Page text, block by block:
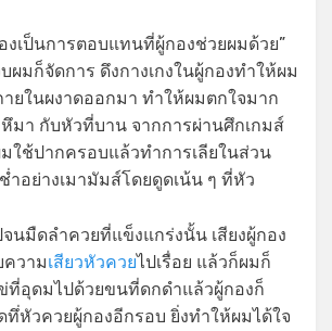
งเป็นการตอบแทนที่ผู้กองช่วยผมด้วย”
มก็จัดการ ดึงกางเกงในผู้กองทำให้ผม
ยในผงาดออกมา ทำให้ผมตกใจมาก
มา กับหัวที่บาน จากการผ่านศึกเกมส์
ใช้ปากครอบแล้วทำการเลียในส่วน
อย่างเมามัมส์โดยดูดเน้น ๆ ที่หัว
นมืดลำควยที่แข็งแกร่งนั้น เสียงผู้กอง
ความเสียวหัวควยไปเรื่อย แล้วก็ผมก็
ที่อุดมไปด้วยขนที่ดกดำแล้วผู้กองก็
หัวควยผู้กองอีกรอบ ยิ่งทำให้ผมได้ใจ